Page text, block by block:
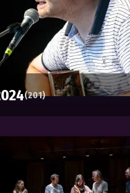
2024(201)